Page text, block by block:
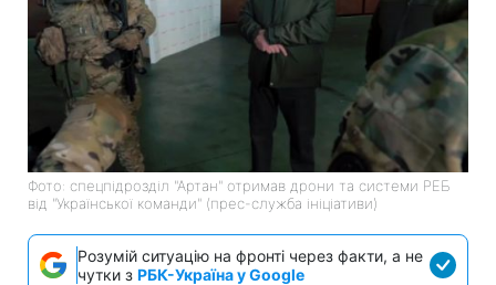
Фото: спецпідрозділ "Артан" отримав дрони та системи РЕБ
від "Української команди" (прес-служба ініціативи)
Розумій ситуацію на фронті через факти, а не
чутки з РБК-Україна у Google